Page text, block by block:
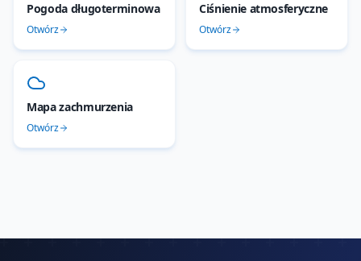
Pogoda długoterminowa
Otwórz
Ciśnienie atmosferyczne
Otwórz
Mapa zachmurzenia
Otwórz